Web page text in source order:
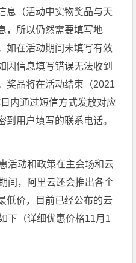
息（活动中实物奖品与天
，所以仍然需要填写地
如在活动期间未填写有效
因信息填写错误无法收到
奖品将在活动结束（2021
内通过短信方式发放对应
到用户填写的联系电话。
活动和政策在主会场和云
间，阿里云还会推出各个
低价，目前已经公布的云
下（详细优惠价格11月1